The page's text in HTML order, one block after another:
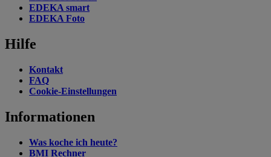
EDEKA smart
EDEKA Foto
Hilfe
Kontakt
FAQ
Cookie-Einstellungen
Informationen
Was koche ich heute?
BMI Rechner